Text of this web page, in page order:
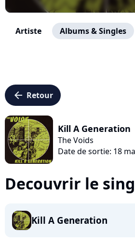
Artiste Albums & Singles
arrow_left Retour
Kill A Generation
The Voids
Date de sortie: 18
Decouvrir le
Kill A Generation